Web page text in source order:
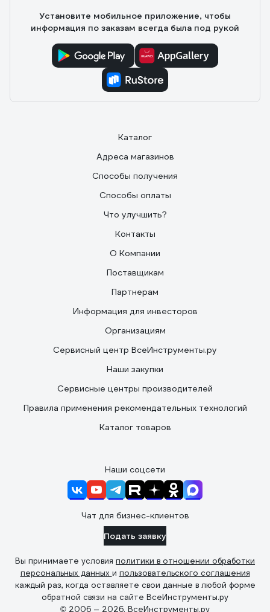
Установите мобильное приложение, чтобы
информация по заказам всегда была под рукой
Каталог
Адреса магазинов
Способы получения
Способы оплаты
Что улучшить?
Контакты
О Компании
Поставщикам
Партнерам
Информация для инвесторов
Организациям
Сервисный центр ВсеИнструменты.ру
Наши закупки
Сервисные центры производителей
Правила применения рекомендательных технологий
Каталог товаров
Наши соцсети
Чат для бизнес-клиентов
Подать заявку
Вы принимаете условия политики в отношении обработки
персональных данных и пользовательского соглашения
каждый раз, когда оставляете свои данные в любой форме
обратной связи на сайте ВсеИнструменты.ру
© 2006 — 2026. ВсеИнструменты.ру